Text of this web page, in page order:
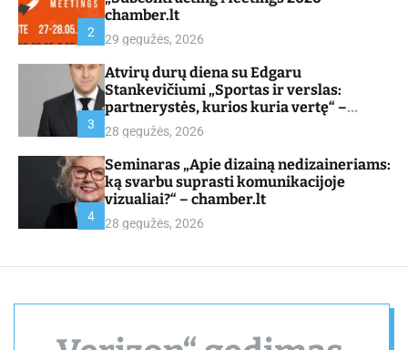
2
chamber.lt
29 gegužės, 2026
3
Atvirų durų diena su Edgaru
Stankevičiumi „Sportas ir verslas:
partnerystės, kurios kuria vertę“ –
chamber.lt
28 gegužės, 2026
4
Seminaras „Apie dizainą nedizaineriams:
ką svarbu suprasti komunikacijoje
vizualiai?“ – chamber.lt
28 gegužės, 2026